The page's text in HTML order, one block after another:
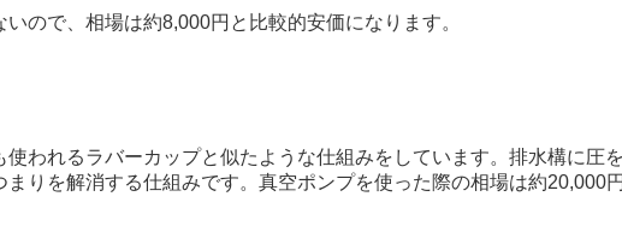
ので、相場は約8,000円と比較的安価になります。
われるラバーカップと似たような仕組みをしています。排水構に圧
りを解消する仕組みです。真空ポンプを使った際の相場は約20,000